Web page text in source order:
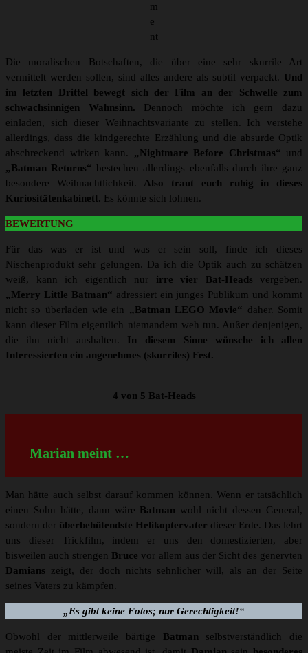
m
e
nt
Die moralischen Botschaften, die über eine sehr skurrile Art
vermittelt werden sollen, sind alles andere als subtil verpackt. Und
im letzten Drittel bewegt sich der Film an der Schwelle zum
schwachsinnigen Wahnsinn. Dennoch möchte ich gern dazu
einladen, sich dieser Weihnachtsvariante zu stellen. Ich verstehe
allerdings, dass die kindgerechte Erzählung und die absurde Optik
abschreckend wirken kann. „Nightmare Before Christmas“ und
„Batman Returns“ bestechen allerdings ebenfalls durch ihre ganz
besondere Weihnachtlichkeit. Also traut euch ruhig in dieses
Kuriositätenkabinett. Es könnte sich lohnen.
BEWERTUNG
Für das was er ist und was er sein soll, finde ich dieses
Nischenprodukt sehr gelungen. Da ich die Optik auch zu schätzen
weiß, kann ich eigentlich nur irre vier Bat-Heads vergeben.
„Merry Little Batman“ adressiert ein junges Publikum und kommt
nicht so überladen wie ein „Batman LEGO Movie“
daher. Somit
kann dieser Film eigentlich niemandem weh tun. Außer denjenigen,
die ihn nicht aushalten. In diesem Sinne wünsche ich allen
Interessierten ein angenehmes (skurriles) Fest.
4 von 5 Bat-Heads
Marian meint …
Man hätte auch selbst darauf kommen können. Wenn er tatsächlich
einen Sohn hätte, dann wäre Batman wohl nicht dessen General,
sondern der überbehütendste Helikoptervater dieser Erde. Das lehrt
uns dieser Trickfilm, indem er uns den domestizierten, aber
bisweilen auch strengen Bruce vor allem aus der Sicht des genervten
Damians zeigt, der doch nichts sehnlicher will, als an der Seite
seines Vaters zu kämpfen.
„Es gibt keine Fotos; nur Gerechtigkeit!“
Obwohl der mittlerweile bärtige Batmanselbstverständlich die